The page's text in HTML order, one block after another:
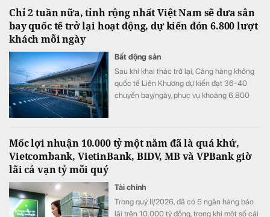
Chỉ 2 tuần nữa, tỉnh rộng nhất Việt Nam sẽ đưa sân
bay quốc tế trở lại hoạt động, dự kiến đón 6.800 lượt
khách mỗi ngày
Bất động sản
Sau khi khai thác trở lại, Cảng hàng không
quốc tế Liên Khương dự kiến đạt 36-40
chuyến bay/ngày, phục vụ khoảng 6.800
Mốc lợi nhuận 10.000 tỷ một năm đã là quá khứ,
Vietcombank, VietinBank, BIDV, MB và VPBank giờ
lãi cả vạn tỷ mỗi quý
Tài chính
Trong quý II/2026, đã có 5 ngân hàng báo
lãi trên 10.000 tỷ đồng, trong khi một số cái